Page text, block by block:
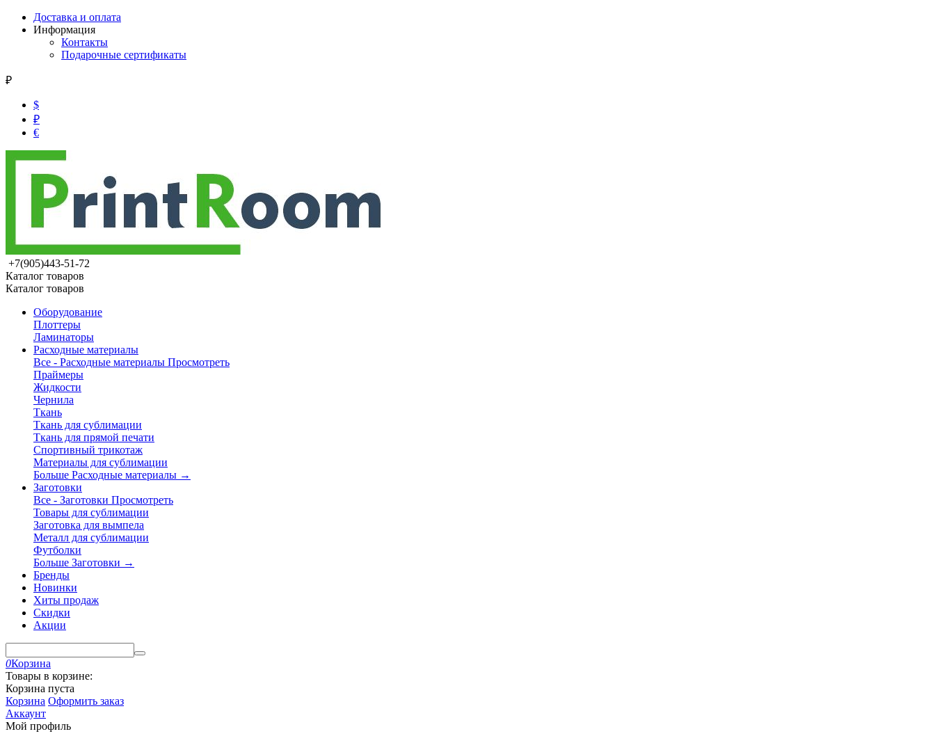
Доставка и оплата
Информация
Контакты
Подарочные сертификаты
₽
$
₽
€
+7(905)443-51-72
Каталог товаров
Каталог товаров
Оборудование
Плоттеры
Ламинаторы
Расходные материалы
Все - Расходные материалы Просмотреть
Праймеры
Жидкости
Чернила
Ткань
Ткань для сублимации
Ткань для прямой печати
Спортивный трикотаж
Материалы для сублимации
Больше Расходные материалы →
Заготовки
Все - Заготовки Просмотреть
Товары для сублимации
Заготовка для вымпела
Металл для сублимации
Футболки
Больше Заготовки →
Бренды
Новинки
Хиты продаж
Скидки
Акции
0Корзина
Товары в корзине:
Корзина пуста
Корзина Оформить заказ
Аккаунт
Мой профиль